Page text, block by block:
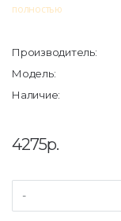
полностью
Производитель:
Модель:
Наличие:
4275р.
-